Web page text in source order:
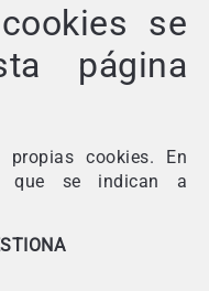
se
página
cookies. En
que se indican a